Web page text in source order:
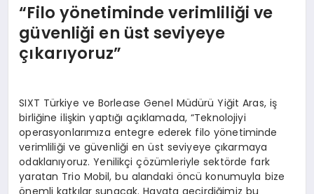
“Filo yönetiminde verimliliği ve
güvenliği en üst seviyeye
çıkarıyoruz”
SIXT Türkiye ve Borlease Genel Müdürü Yiğit Aras, iş
birliğine ilişkin yaptığı açıklamada, “Teknolojiyi
operasyonlarımıza entegre ederek filo yönetiminde
verimliliği ve güvenliği en üst seviyeye çıkarmaya
odaklanıyoruz. Yenilikçi çözümleriyle sektörde fark
yaratan Trio Mobil, bu alandaki öncü konumuyla bize